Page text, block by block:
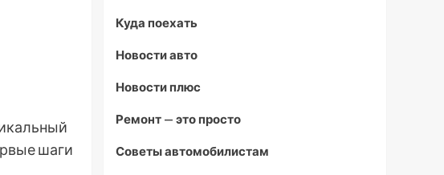
шаги
Куда поехать
Новости авто
Новости плюс
Ремонт — это просто
Советы автомобилистам